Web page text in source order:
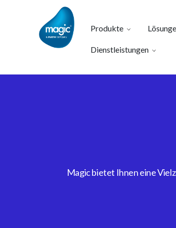
Produkte
Dienstleistungen
Magic bietet Ihnen eine